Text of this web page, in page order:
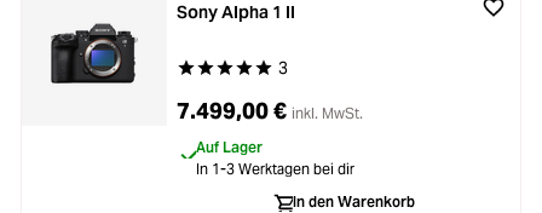
Durchschnittliche Bewertung von 5 von 5
3
Sony Alpha 1 II
7.499,00 € inkl. MwSt.
Auf Lager
In 1-3 Werktagen bei dir
In den Warenkorb